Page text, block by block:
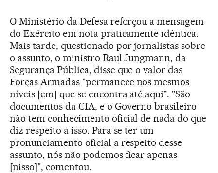
O Ministério da Defesa reforçou a mensagem
do Exército em nota praticamente idêntica.
Mais tarde, questionado por jornalistas sobre
o assunto, o ministro Raul Jungmann, da
Segurança Pública, disse que o valor das
Forças Armadas "permanece nos mesmos
níveis [em] que se encontra até aqui". "São
documentos da CIA, e o Governo brasileiro
não tem conhecimento oficial de nada do que
diz respeito a isso. Para se ter um
pronunciamento oficial a respeito desse
assunto, nós não podemos ficar apenas
[nisso]", comentou.